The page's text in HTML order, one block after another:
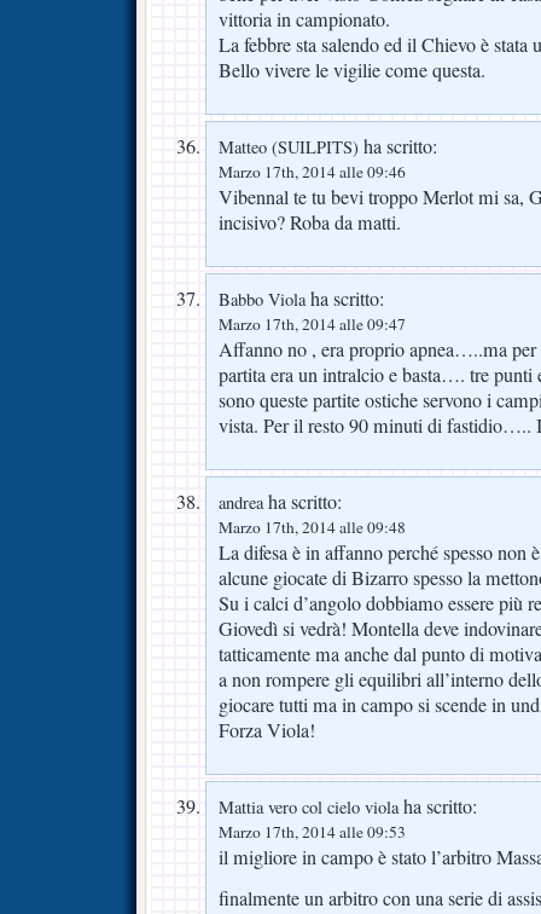
vittoria in campionato.
La febbre sta salendo ed il Chievo è stata
Bello vivere le vigilie come questa.
Matteo (SUILPITS) ha scritto:
Marzo 17th, 2014 alle 09:46
Vibennal te tu bevi troppo Merlot mi sa,
incisivo? Roba da matti.
Babbo Violaha scritto:
Marzo 17th, 2014 alle 09:47
Affanno no , era proprio apnea…..ma per
partita era un intralcio e basta…. tre punti
sono queste partite ostiche servono i
vista. Per il resto 90 minuti di fastidio…..
andreaha scritto:
Marzo 17th, 2014 alle 09:48
La difesa è in affanno perché spesso non
alcune giocate di Bizarro spesso la
Su i calci d’angolo dobbiamo essere più
Giovedì si vedrà! Montella deve
tatticamente ma anche dal punto di
a non rompere gli equilibri all’interno
giocare tutti ma in campo si scende in
Forza Viola!
Mattia vero col cielo violaha scritto:
Marzo 17th, 2014 alle 09:53
il migliore in campo è stato l’arbitro
finalmente un arbitro con una serie di